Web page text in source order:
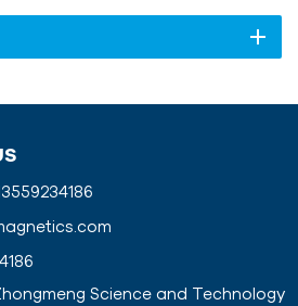
Science and Technology